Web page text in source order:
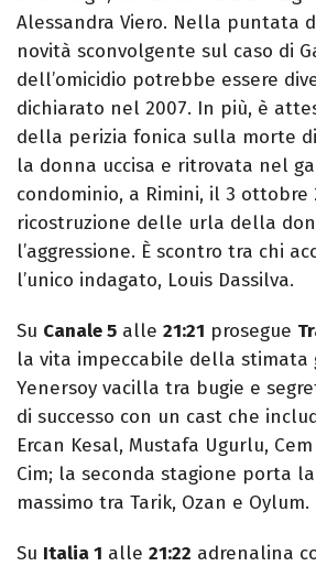
Alessandra Viero. Nella puntata
novità sconvolgente sul caso di
dell’omicidio potrebbe essere
dichiarato nel 2007. In più, è
della perizia fonica sulla morte
la donna uccisa e ritrovata nel
condominio, a Rimini, il 3 ottobre
ricostruzione delle urla della
l’aggressione. È scontro tra chi
l’unico indagato, Louis Dassilva.
Su Canale 5 alle 21:21 prosegue
la vita impeccabile della stimata
Yenersoy vacilla tra bugie e
di successo con un cast che
Ercan Kesal, Mustafa Ugurlu,
Cim; la seconda stagione porta
massimo tra Tarik, Ozan e Oylum.
Su Italia 1 alle 21:22 adrenalina